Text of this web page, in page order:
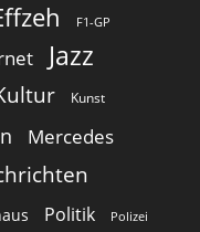
F1-GP
Jazz
Kunst
Mercedes
Politik Polizei